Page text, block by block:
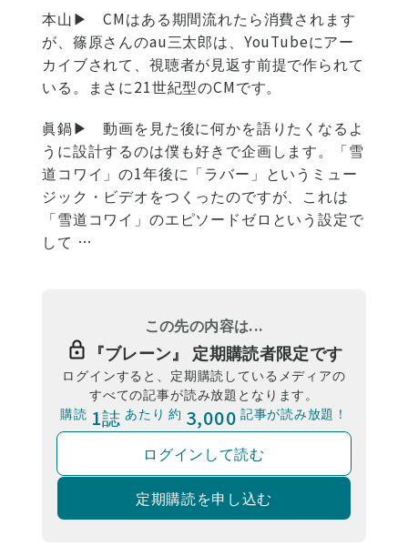
本山▶
CMはある期間流れたら消費されます
が、篠原さんのau三太郎は、YouTubeにアー
カイブされて、視聴者が見返す前提で作られて
いる。まさに21世紀型のCMです。
眞鍋▶
動画を見た後に何かを語りたくなるよ
うに設計するのは僕も好きで企画します。「雪
道コワイ」の1年後に「ラバー」というミュー
ジック・ビデオをつくったのですが、これは
「雪道コワイ」のエピソードゼロという設定で
して …
この先の内容は...
『ブレーン』 定期購読者限定です
ログインすると、定期購読しているメディアの
すべての記事が読み放題となります。
購読 1誌 あたり 約 3,000 記事が読み放題！
ログインして読む
定期購読を申し込む